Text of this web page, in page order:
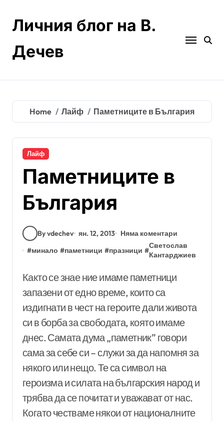
contentЛичния блог на В.
Дечев
Home Лайф Паметниците в България
Лайф
Паметниците в
България
By vdechev ян. 12, 2013
Няма коментари
#минало #паметници #празници #
Светослав
Кантарджиев
Както се знае ние имаме паметници
запазени от едно време, които са
издигнати в чест на героите дали живота
си в борба за свободата, която имаме
днес. Самата дума „паметник” говори
сама за себе си – служи за да напомня за
някого или нещо. Те са символ на
героизма и силата на българския народ и
трябва да се почитат и уважават от нас.
Когато честваме някои от националните